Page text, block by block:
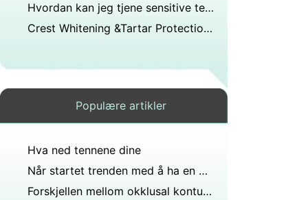
Hvordan kan jeg tjene sensitive tenner Feel Better With Teeth Whitening
Crest Whitening &Tartar Protection Effektivitet
Populære artikler
Hva ned tennene dine
Når startet trenden med å ha en gulltann?
Forskjellen mellom okklusal kontur og tanntabell?